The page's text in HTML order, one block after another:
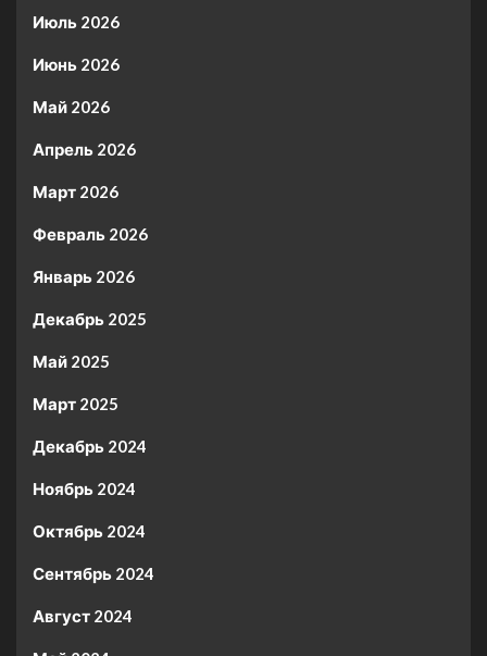
Июль 2026
Июнь 2026
Май 2026
Апрель 2026
Март 2026
Февраль 2026
Январь 2026
Декабрь 2025
Май 2025
Март 2025
Декабрь 2024
Ноябрь 2024
Октябрь 2024
Сентябрь 2024
Август 2024